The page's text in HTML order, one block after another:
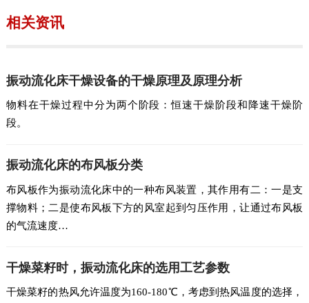
相关资讯
振动流化床干燥设备的干燥原理及原理分析
物料在干燥过程中分为两个阶段：恒速干燥阶段和降速干燥阶
段。
振动流化床的布风板分类
布风板作为振动流化床中的一种布风装置，其作用有二：一是支
撑物料；二是使布风板下方的风室起到匀压作用，让通过布风板
的气流速度…
干燥菜籽时，振动流化床的选用工艺参数
干燥菜籽的热风允许温度为160-180℃，考虑到热风温度的选择，